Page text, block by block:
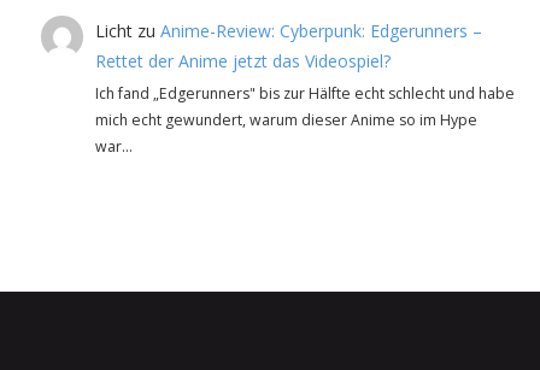
Licht zuAnime-Review: Cyberpunk: Edgerunners –
Rettet der Anime jetzt das Videospiel?
Ich fand „Edgerunners" bis zur Hälfte echt schlecht und habe
mich echt gewundert, warum dieser Anime so im Hype
war…